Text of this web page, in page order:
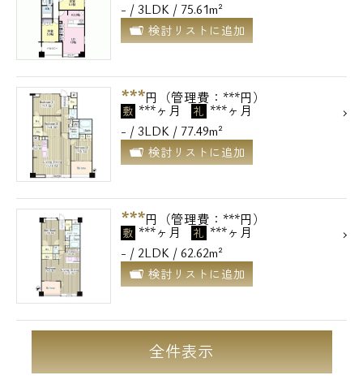
- / 3LDK / 75.61m²
検討リストに追加
***円（管理費：***円）
敷 ***ヶ月 礼 ***ヶ月
- / 3LDK / 77.49m²
検討リストに追加
***円（管理費：***円）
敷 ***ヶ月 礼 ***ヶ月
- / 2LDK / 62.62m²
検討リストに追加
全件表示